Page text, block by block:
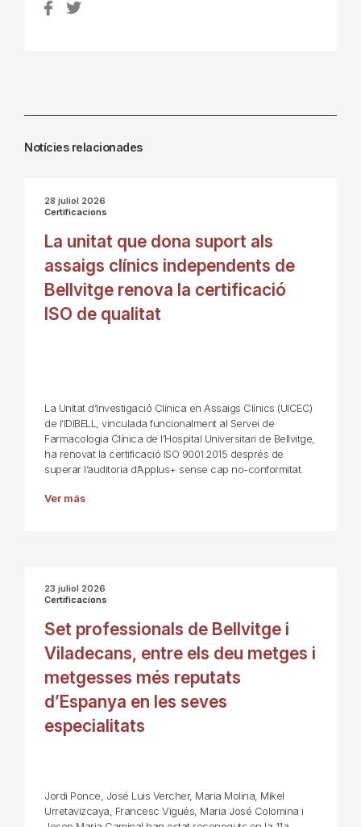
Notícies relacionades
28 juliol 2026
Certificacions
La unitat que dona suport als
assaigs clínics independents de
Bellvitge renova la certificació
ISO de qualitat
La Unitat d’Investigació Clínica en Assaigs Clínics (UICEC)
de l’IDIBELL, vinculada funcionalment al Servei de
Farmacologia Clínica de l’Hospital Universitari de Bellvitge,
ha renovat la certificació ISO 9001:2015 després de
superar l’auditoria d’Applus+ sense cap no-conformitat.
Ver más
23 juliol 2026
Certificacions
Set professionals de Bellvitge i
Viladecans, entre els deu metges i
metgesses més reputats
d’Espanya en les seves
especialitats
Jordi Ponce, José Luis Vercher, Maria Molina, Mikel
Urretavizcaya, Francesc Vigués, Maria José Colomina i